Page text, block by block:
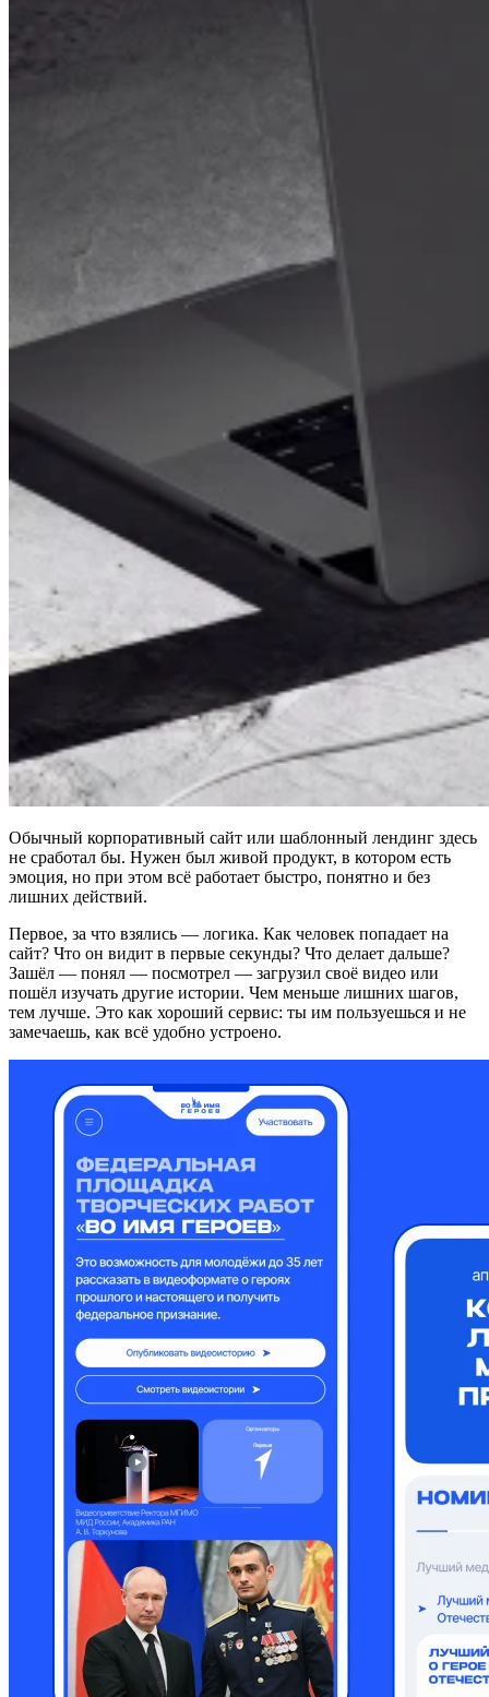
Обычный корпоративный сайт или шаблонный лендинг здесь
не сработал бы. Нужен был живой продукт, в котором есть
эмоция, но при этом всё работает быстро, понятно и без
лишних действий.
Первое, за что взялись — логика. Как человек попадает на
сайт? Что он видит в первые секунды? Что делает дальше?
Зашёл — понял — посмотрел — загрузил своё видео или
пошёл изучать другие истории. Чем меньше лишних шагов,
тем лучше. Это как хороший сервис: ты им пользуешься и не
замечаешь, как всё удобно устроено.